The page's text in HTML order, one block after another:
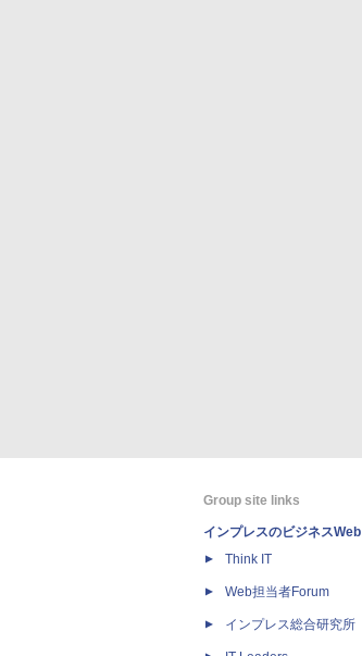
Group site links
インプレスのビジネスWeb
Think IT
Web担当者Forum
インプレス総合研究所